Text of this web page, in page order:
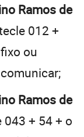
Ramos de
012 +
ou
Ramos de
043 + 54 + o